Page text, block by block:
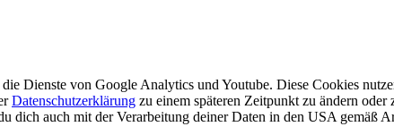
Dienste von Google Analytics und Youtube. Diese Cookies
Datenschutzerklärung zu einem späteren Zeitpunkt zu ändern
dich auch mit der Verarbeitung deiner Daten in den USA gemäß